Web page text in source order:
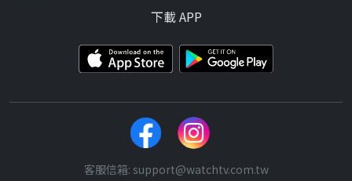
36 六個夢-啞妻
37 六個夢-三朵花
38 台灣靈異事件
下載 APP
客服信箱: support@watchtv.com.tw